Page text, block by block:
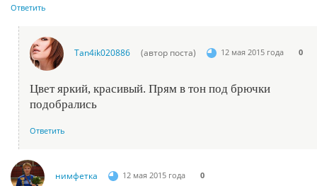
Ответить
Tan4ik020886 (автор поста) 12 мая 2015 года 0
Цвет яркий, красивый. Прям в тон под брючки
подобрались
Ответить
нимфетка 12 мая 2015 года 0